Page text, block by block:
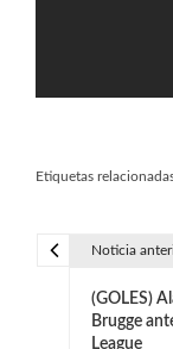
Etiquetas
Noticia
(GOLES)
Brugge
League